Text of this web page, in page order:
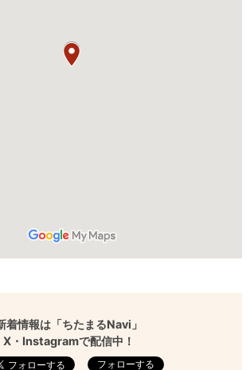
着情報は「ちたまるNavi」
X・Instagramで配信中！
フォローする